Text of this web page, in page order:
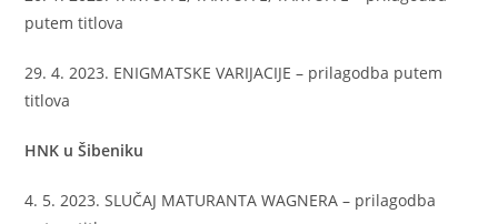
putem titlova
29. 4. 2023. ENIGMATSKE VARIJACIJE – prilagodba putem
titlova
HNK u Šibeniku
4. 5. 2023. SLUČAJ MATURANTA WAGNERA – prilagodba